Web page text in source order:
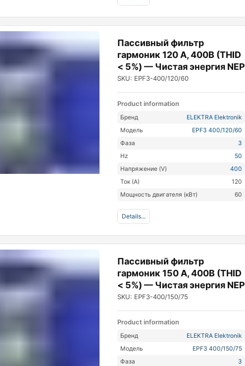
Пассивный фильтр
гармоник 120 А, 400В (THID
< 5%) — Чистая энергия NEP
SKU: EPF3-400/120/60
Product information
Бренд
ELEKTRA Elektronik
Модель
EPF3 400/120/60
Фаза
3
Hz
50
Напряжение (V)
400
Ток (А)
120
Мощность двигателя (кВт)
60
Details...
Пассивный фильтр
гармоник 150 А, 400В (THID
< 5%) — Чистая энергия NEP
SKU: EPF3-400/150/75
Product information
Бренд
ELEKTRA Elektronik
Модель
EPF3 400/150/75
Фаза
3